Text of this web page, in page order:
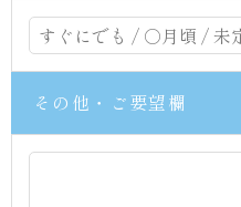
その他・ご要望欄